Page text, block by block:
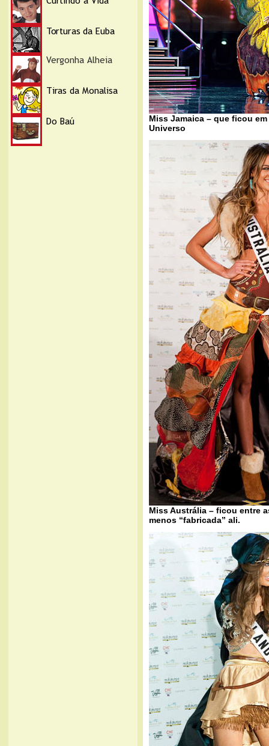
Miss Jamaica – que ficou
Universo
Miss Austrália – ficou entre
menos “fabricada” ali.